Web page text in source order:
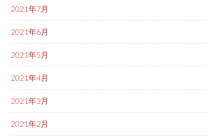
2021年7月
2021年6月
2021年5月
2021年4月
2021年3月
2021年2月